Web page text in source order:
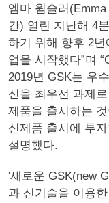
엠마 윔슬러
간) 열린 지난해 4
하기 위해 향후 2
업을 시작했다”며
2019년 GSK는 우
신을 최우선 과제
제품을 출시하는
신제품 출시에 투
설명했다.
'새로운 GSK(new
과 신기술을 이용